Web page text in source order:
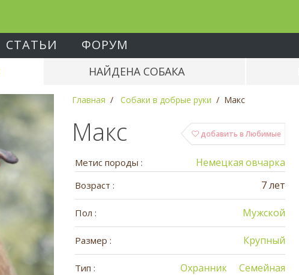
СТАТЬИ ФОРУМ
НАЙДЕНА СОБАКА
Главная Собаки в добрые руки Макс
добавить в Любимые
Макс
Метис породы : Немецкая овчарка
Возраст : 7 лет
Пол : Мужской
Размер : Крупный
Тип : Семейная
Охранник